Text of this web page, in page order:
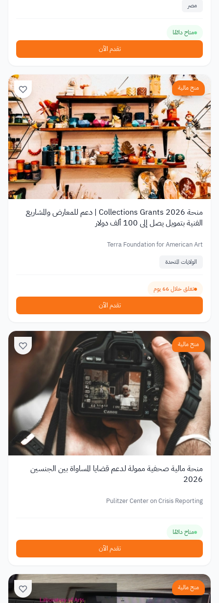
مصر
متاح دائمًا
تقدم الآن
منح مالية
منحة Collections Grants 2026 | دعم للمعارض والمشاريع
الفنية بتمويل يصل إلى 100 ألف دولار
Terra Foundation for American Art
الولايات المتحدة
تغلق خلال 66 يوم
تقدم الآن
منح مالية
منحة مالية صحفية ممولة لدعم قضايا المساواة بين الجنسين
2026
Pulitzer Center on Crisis Reporting
متاح دائمًا
تقدم الآن
منح مالية